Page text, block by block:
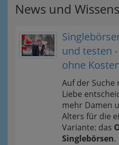
News und
und testen
ohne
Auf der Suche
Liebe
mehr Damen
Alters für die
Variante: das
Singlebörsen.